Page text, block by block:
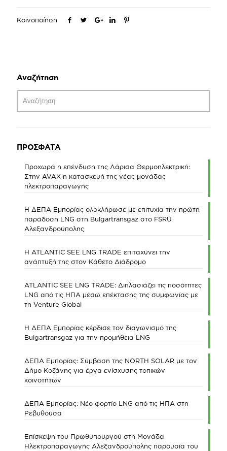
Κοινοποίηση
Αναζήτηση
ΠΡΟΣΦΑΤΑ
Προχωρά η επένδυση της Λάρισα Θερμοηλεκτρική:
Στην AVAX η κατασκευή της νέας μονάδας
ηλεκτροπαραγωγής
Η ΔΕΠΑ Εμπορίας ολοκλήρωσε με επιτυχία την πρώτη
παράδοση LNG στη Bulgartransgaz στο FSRU
Αλεξανδρούπολης
Η ATLANTIC SEE LNG TRADE επιταχύνει την
ανάπτυξή της στον Κάθετο Διάδρομο
ATLANTIC SEE LNG TRADE: Διπλασιάζει τις ποσότητες
LNG από τις ΗΠΑ μέσω επέκτασης της συμφωνίας με
τη Venture Global
Η ΔΕΠΑ Εμπορίας κέρδισε τον διαγωνισμό της
Bulgartransgaz για την προμήθεια LNG
ΔΕΠΑ Εμπορίας: Σύμβαση της NORTH SOLAR με τον
Δήμο Κοζάνης για έργα ενίσχυσης τοπικών
κοινοτήτων
ΔΕΠΑ Εμπορίας: Νέο φορτίο LNG από τις ΗΠΑ στη
Ρεβυθούσα
Επίσκεψη του Πρωθυπουργού στη Μονάδα
Ηλεκτροπαραγωγής Αλεξανδρούπολης παρουσία του